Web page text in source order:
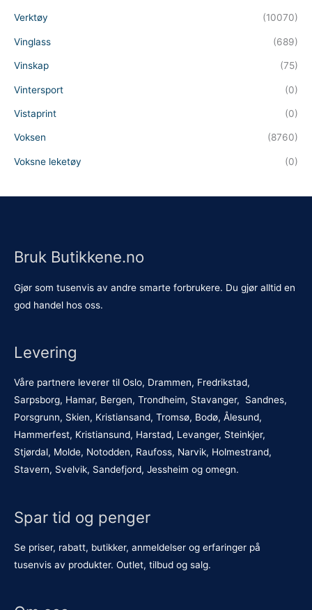
Verktøy (10070)
Vinglass (689)
Vinskap (75)
Vintersport (0)
Vistaprint (0)
Voksen (8760)
Voksne leketøy (0)
Bruk Butikkene.no
Gjør som tusenvis av andre smarte forbrukere. Du gjør alltid en
god handel hos oss.
Levering
Våre partnere leverer til Oslo, Drammen, Fredrikstad,
Sarpsborg, Hamar, Bergen, Trondheim, Stavanger, Sandnes,
Porsgrunn, Skien, Kristiansand, Tromsø, Bodø, Ålesund,
Hammerfest, Kristiansund, Harstad, Levanger, Steinkjer,
Stjørdal, Molde, Notodden, Raufoss, Narvik, Holmestrand,
Stavern, Svelvik, Sandefjord, Jessheim og omegn.
Spar tid og penger
Se priser, rabatt, butikker, anmeldelser og erfaringer på
tusenvis av produkter. Outlet, tilbud og salg.